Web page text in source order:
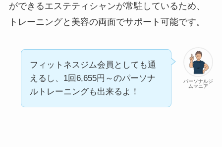
ができるエステティシャンが常駐しているため、
トレーニングと美容の両面でサポート可能です。
パーソナルジ
ムマニア
フィットネスジム会員としても通
えるし、1回6,655円～のパーソナ
ルトレーニングも出来るよ！